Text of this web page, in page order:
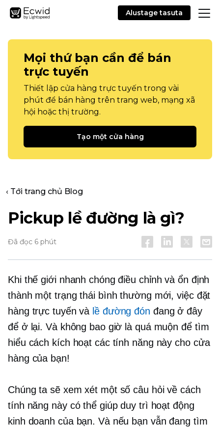
Alustage tasuta
Mọi thứ bạn cần để bán
trực tuyến
Thiết lập cửa hàng trực tuyến trong vài
phút để bán hàng trên trang web, mạng xã
hội hoặc thị trường.
Tạo một cửa hàng
‹ Tới trang chủ Blog
Pickup lề đường là gì?
Đã đọc 6 phút
Khi thế giới nhanh chóng điều chỉnh và ổn định
thành một trạng thái bình thường mới, việc đặt
hàng trực tuyến và lề đường đón đang ở đây
để ở lại. Và không bao giờ là quá muộn để tìm
hiểu cách kích hoạt các tính năng này cho cửa
hàng của bạn!
Chúng ta sẽ xem xét một số câu hỏi về cách
tính năng này có thể giúp duy trì hoạt động
kinh doanh của bạn. Và nếu bạn vẫn đang tìm